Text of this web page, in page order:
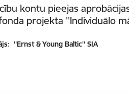
kontu pieejas
projekta ''Individuālo
''Ernst & Young Baltic'' SIA